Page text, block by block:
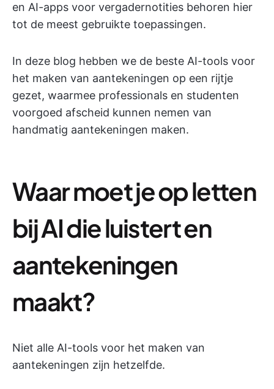
en AI-apps voor vergadernotities behoren hier
tot de meest gebruikte toepassingen.
In deze blog hebben we de beste AI-tools voor
het maken van aantekeningen op een rijtje
gezet, waarmee professionals en studenten
voorgoed afscheid kunnen nemen van
handmatig aantekeningen maken.
Waar moet je op letten
bij AI die luistert en
aantekeningen
maakt?
Niet alle AI-tools voor het maken van
aantekeningen zijn hetzelfde.